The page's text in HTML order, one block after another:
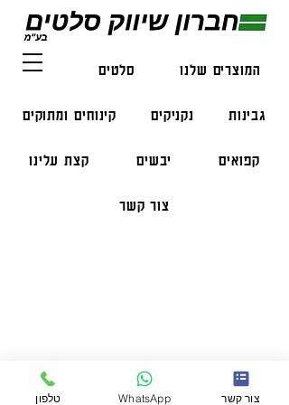
המוצרים שלנו סלטים דגים
גבינות נקניקים קינוחים ומתוקים
קפואים יבשים קצת עלינו
צור קשר
הזמנות בווצאפ:
050-47-57-365
051-296-2006
טלפון WhatsApp צור קשר